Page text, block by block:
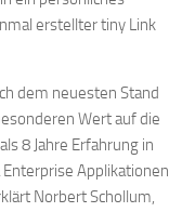
erstellter tiny Link
dem neuesten Stand
Wert auf die
8 Jahre Erfahrung in
Applikationen
Norbert Schollum,